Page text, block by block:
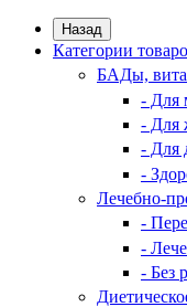
Назад
Категории
БАДы,
- Для
- Для
- Для
-
Лечебно-
-
-
- Без